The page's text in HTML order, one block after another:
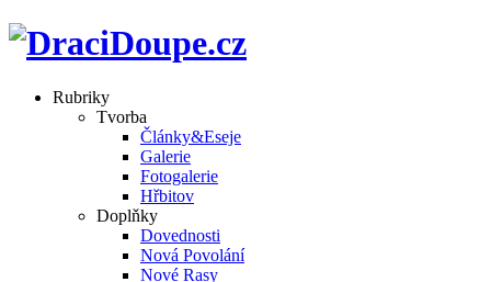
Rubriky
Tvorba
Články&Eseje
Galerie
Fotogalerie
Hřbitov
Doplňky
Dovednosti
Nová Povolání
Nové Rasy